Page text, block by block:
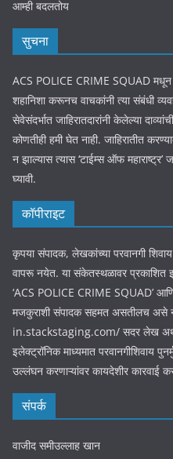
आम्ही बदलतोय
सुचना
ACS POLICE CRIME SQUAD मधून
शहानिशा करूनच वाचकांनी त्या संबंधी
सेवेसंदर्भात जाहिरातदारांनी केलेल्या
कोणतीही हमी घेत नाही. जाहिरातीत
न झाल्यास त्यास ‘टाईम्स ऑफ महाराष्ट्र’
घ्यावी.
कॉपीराइट
कृपया संपादक, लेखकांच्या परवानगी
वापरू नयेत. या संकेतस्थळावर
‘ACS POLICE CRIME SQUAD’
मजकुराशी संपादक सहमत असतीलच
in.stackstaging.com/ सदर लेख
इलेक्ट्रॉनिक माध्यमात परवानगीशिवाय
उल्लंघन करणाऱ्यांवर कायदेशीर कारवाई
संपर्क
वाजीद समीउल्लाह खान